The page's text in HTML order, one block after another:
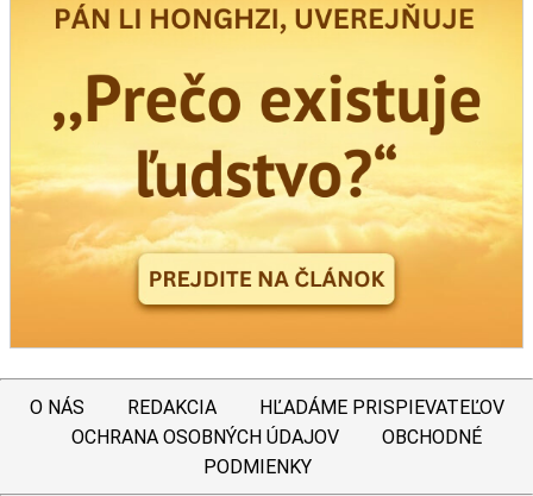
O NÁS REDAKCIA
HĽADÁME PRISPIEVATEĽOV
OCHRANA OSOBNÝCH ÚDAJOV
OBCHODNÉ
PODMIENKY